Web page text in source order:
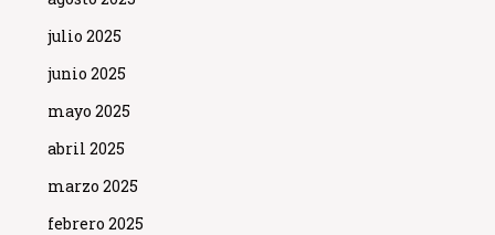
julio 2025
junio 2025
mayo 2025
abril 2025
marzo 2025
febrero 2025